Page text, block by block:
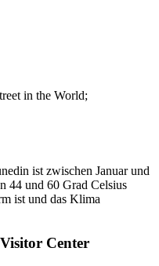
in the World;
ist zwischen Januar und
44 und 60 Grad Celsius
ist und das Klima
Center